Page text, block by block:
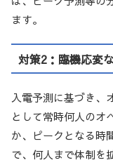
ます。
対策2：臨機応変
入電予測に基づき、
として常時何人のオ
か、ピークとなる時
で、何人まで体制を